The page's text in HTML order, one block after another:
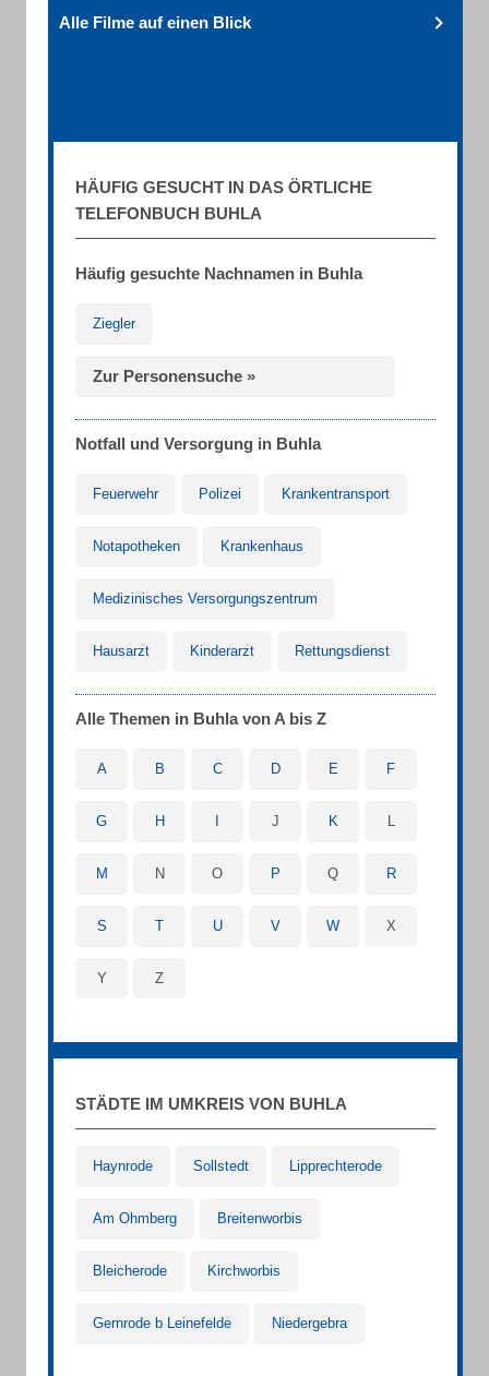
Alle Filme auf einen Blick
HÄUFIG GESUCHT IN DAS ÖRTLICHE
TELEFONBUCH BUHLA
Häufig gesuchte Nachnamen in Buhla
Ziegler
Zur Personensuche »
Notfall und Versorgung in Buhla
Feuerwehr Polizei Krankentransport
Notapotheken Krankenhaus
Medizinisches Versorgungszentrum
Hausarzt Kinderarzt Rettungsdienst
Alle Themen in Buhla von A bis Z
A B C D E F
G H J K L
M N O P Q R
S T U V W X
Y Z
STÄDTE IM UMKREIS VON BUHLA
Haynrode Sollstedt Lipprechterode
Am Ohmberg Breitenworbis
Bleicherode Kirchworbis
Gernrode b Leinefelde Niedergebra